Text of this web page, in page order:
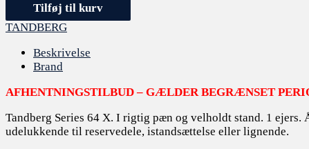
Tilføj til kurv
TANDBERG
Beskrivelse
Brand
AFHENTNINGSTILBUD – GÆLDER BEGRÆNSET
Tandberg Series 64 X. I rigtig pæn og velholdt stand. 1
udelukkende til reservedele, istandsættelse eller lignende.